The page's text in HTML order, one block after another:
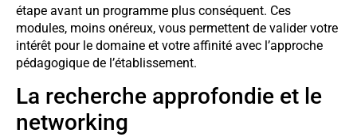
étape avant un programme plus conséquent. Ces
modules, moins onéreux, vous permettent de valider votre
intérêt pour le domaine et votre affinité avec l’approche
pédagogique de l’établissement.
La recherche approfondie et le
networking